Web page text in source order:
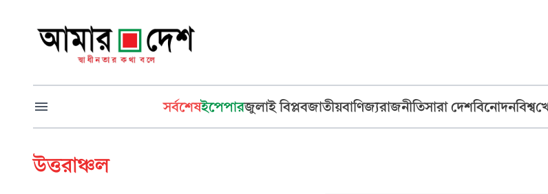
সর্বশেষইপেপারজুলাই বিপ্লবজাতীয়বাণিজ্যরাজনীতিসারা দেশবিনোদনবিশ্ব
উত্তরাঞ্চল